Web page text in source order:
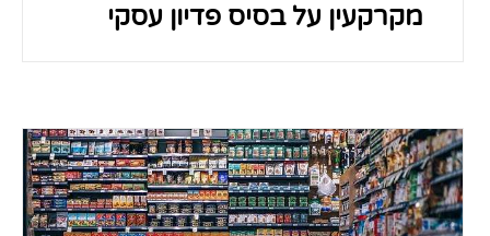
מקרקעין על בסיס פדיון עסקי